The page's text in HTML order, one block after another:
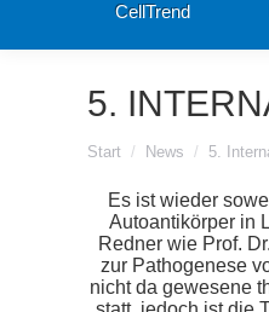
CellTrend
5.
Start News 5.
Es ist wieder
Autoantikörper in
Redner wie Prof.
zur Pathogenese
nicht da gewesene